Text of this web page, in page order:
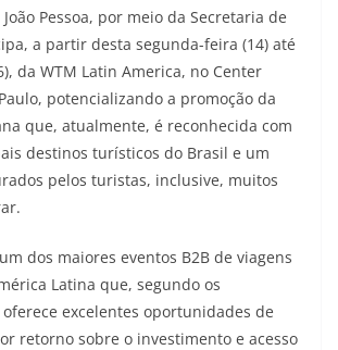
Pessoa, por meio da Secretaria de
a partir desta segunda-feira (14) até
da WTM Latin America, no Center
potencializando a promoção da
que, atualmente, é reconhecida com
destinos turísticos do Brasil e um
pelos turistas, inclusive, muitos
dos maiores eventos B2B de viagens
Latina que, segundo os
excelentes oportunidades de
retorno sobre o investimento e acesso